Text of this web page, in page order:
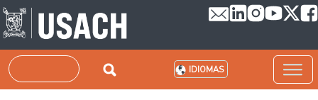
Pasar al contenido principal
Buscar IDIOMAS